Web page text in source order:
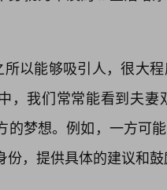
所以能够吸引人，很大
，我们常常能看到夫
的梦想。例如，一方可
，提供具体的建议和鼓